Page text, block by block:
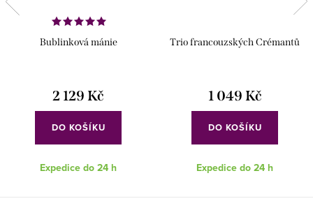
Bublinková mánie
2 129 Kč
DO KOŠÍKU
Expedice do 24 h
Trio francouzských Crémantů
1 049 Kč
DO KOŠÍKU
Expedice do 24 h